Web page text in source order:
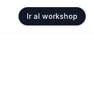
Ir al workshop